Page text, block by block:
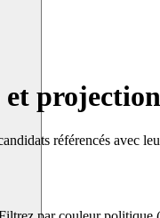
référencés avec